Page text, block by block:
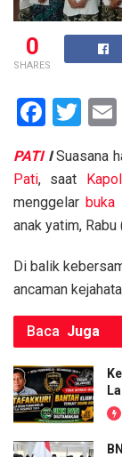
0
SHARES
F
ce
b
o
o
k
T
tt
er
PATII Suasana
Pati, saat
menggelar buka
anak yatim,
Di balik
ancaman
Baca Juga